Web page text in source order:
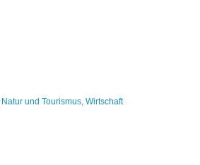
Natur und Tourismus,Wirtschaft